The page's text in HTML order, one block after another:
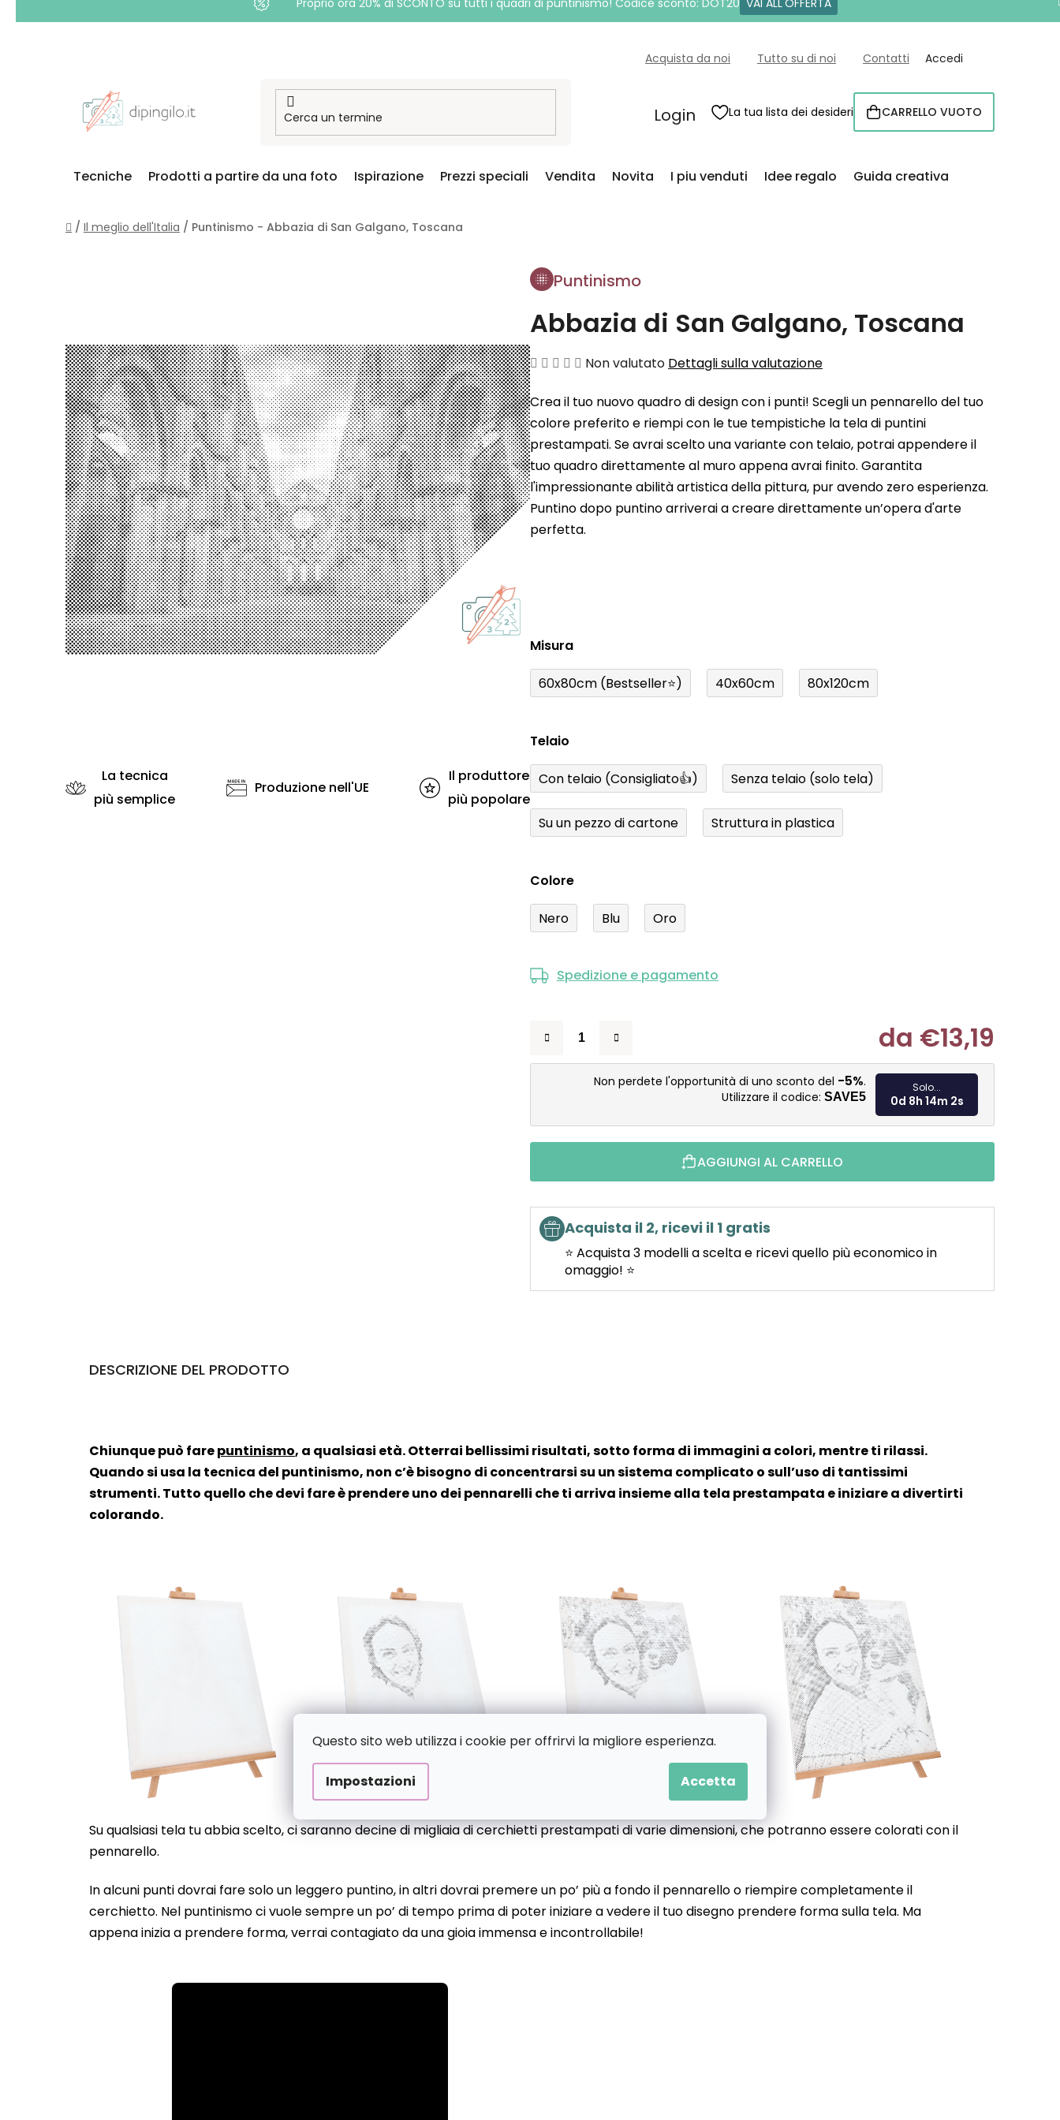
Questo sito web utilizza i cookie per offrirvi la migliore esperienza.
Impostazioni Accetta
Proprio ora 20% di SCONTO su tutti i quadri di puntinismo! Codice sconto: DOT20 VAI ALL'OFFERTA
Acquista da noi Tutto su di noi Contatti Accedi
Login La tua lista dei desideri CARRELLO
CARRELLO VUOTO
Tecniche Prodotti a partire da una foto Ispirazione Prezzi speciali Vendita Novita I piu venduti Idee regalo Guida creativa
Casa
/ Il meglio dell'Italia / Puntinismo - Abbazia di San Galgano, Toscana
Puntinismo
Abbazia di San Galgano, Toscana
La
media
del
prodotto
è
0,0
su
5
Non valutato Dettagli sulla valutazione
Crea il tuo nuovo quadro di design con i punti! Scegli un pennarello del tuo
colore preferito e riempi con le tue tempistiche la tela di puntini
prestampati. Se avrai scelto una variante con telaio, potrai appendere il
tuo quadro direttamente al muro appena avrai finito. Garantita
l'impressionante abilità artistica della pittura, pur avendo zero esperienza.
Puntino dopo puntino arriverai a creare direttamente un’opera d'arte
perfetta.
Misura
60x80cm (Bestseller⭐) 40x60cm 80x120cm
Telaio
Con telaio (Consigliato👍) Senza telaio (solo tela)
Su un pezzo di cartone Struttura in plastica
Colore
Nero Blu Oro
Spedizione e pagamento
da €13,19
Misura
Non perdete l'opportunità di uno sconto del -5%.
Utilizzare il codice: SAVE5
Solo...
0d 8h 14m 1s
AGGIUNGI AL CARRELLO
Acquista il 2, ricevi il 1 gratis
⭐ Acquista 3 modelli a scelta e ricevi quello più economico in
omaggio! ⭐
La tecnica
più semplice
Produzione nell'UE
Il produttore
più popolare
DESCRIZIONE DEL PRODOTTO
Chiunque può farepuntinismo, a qualsiasi età. Otterrai bellissimi risultati, sotto forma di immagini a colori, mentre ti rilassi.
Quando si usa la tecnica del puntinismo, non c’è bisogno di concentrarsi su un sistema complicato o sull’uso di tantissimi
strumenti. Tutto quello che devi fare è prendere uno dei pennarelli che ti arriva insieme alla tela prestampata e iniziare a divertirti
colorando.
Su qualsiasi tela tu abbia scelto, ci saranno decine di migliaia di cerchietti prestampati di varie dimensioni, che potranno essere colorati con il
pennarello.
In alcuni punti dovrai fare solo un leggero puntino, in altri dovrai premere un po’ più a fondo il pennarello o riempire completamente il
cerchietto. Nel puntinismo ci vuole sempre un po’ di tempo prima di poter iniziare a vedere il tuo disegno prendere forma sulla tela. Ma
appena inizia a prendere forma, verrai contagiato da una gioia immensa e incontrollabile!